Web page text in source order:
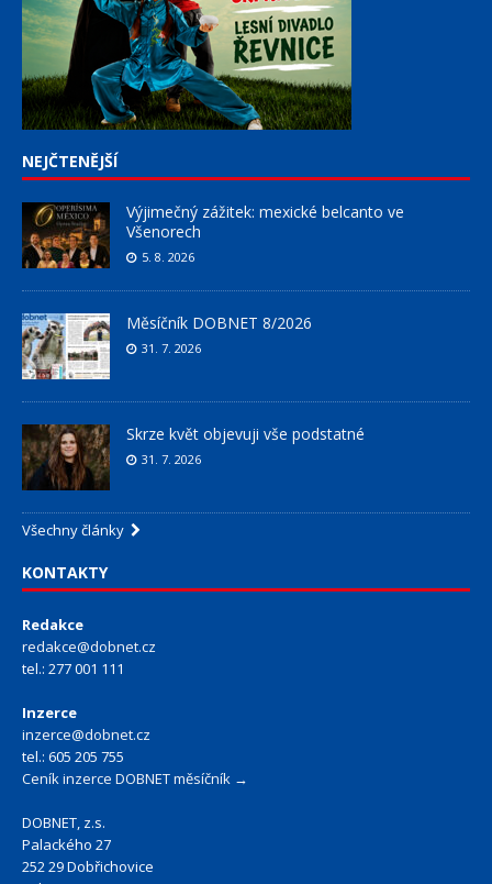
NEJČTENĚJŠÍ
Výjimečný zážitek: mexické belcanto ve
Všenorech
5. 8. 2026
Měsíčník DOBNET 8/2026
31. 7. 2026
Skrze květ objevuji vše podstatné
31. 7. 2026
Všechny články
KONTAKTY
Redakce
redakce@dobnet.cz
tel.: 277 001 111
Inzerce
inzerce@dobnet.cz
tel.: 605 205 755
Ceník inzerce DOBNET měsíčník →
DOBNET, z.s.
Palackého 27
252 29 Dobřichovice